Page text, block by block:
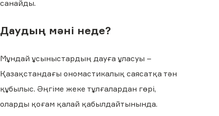
санайды.
Даудың мәні неде?
Мұндай ұсыныстардың дауға ұласуы –
Қазақстандағы ономастикалық саясатқа тән
құбылыс. Әңгіме жеке тұлғалардан гөрі,
оларды қоғам қалай қабылдайтынында.